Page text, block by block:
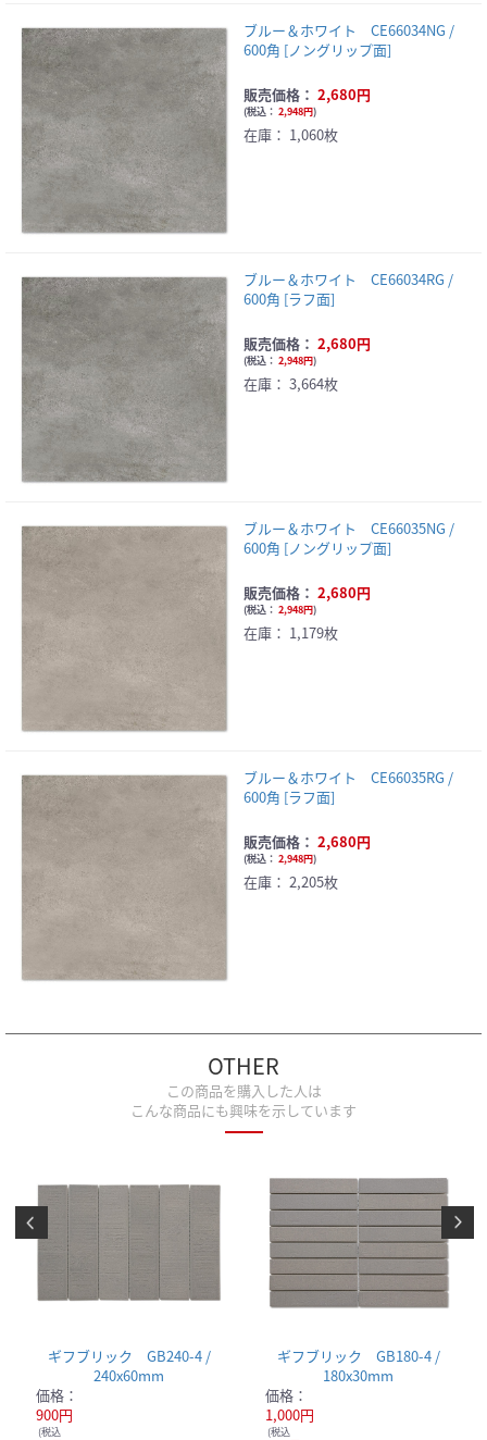
ブルー＆ホワイト CE66034NG /
600角 [ノングリップ面]
販売価格： 2,680円
(税込： 2,948円)
在庫： 1,060枚
ブルー＆ホワイト CE66034RG /
600角 [ラフ面]
販売価格： 2,680円
(税込： 2,948円)
在庫： 3,664枚
ブルー＆ホワイト CE66035NG /
600角 [ノングリップ面]
販売価格： 2,680円
(税込： 2,948円)
在庫： 1,179枚
ブルー＆ホワイト CE66035RG /
600角 [ラフ面]
販売価格： 2,680円
(税込： 2,948円)
在庫： 2,205枚
OTHER
この商品を購入した人は
こんな商品にも興味を示しています
ギフブリック GB240-4 /
240x60mm
価格：
900円
(税込
ギフブリック GB180-4 /
180x30mm
価格：
1,000円
(税込